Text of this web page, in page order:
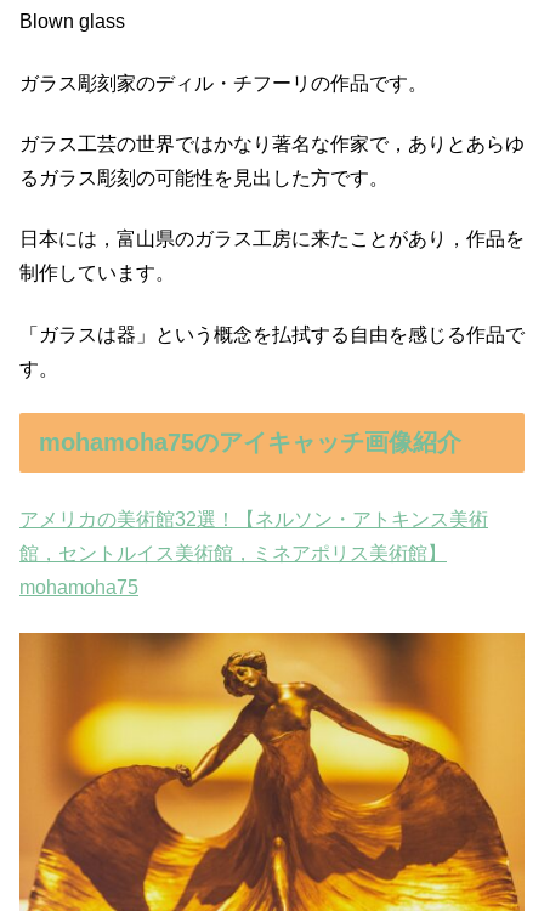
Blown glass
ガラス彫刻家のディル・チフーリの作品です。
ガラス工芸の世界ではかなり著名な作家で，ありとあらゆ
るガラス彫刻の可能性を見出した方です。
日本には，富山県のガラス工房に来たことがあり，作品を
制作しています。
「ガラスは器」という概念を払拭する自由を感じる作品で
す。
mohamoha75のアイキャッチ画像紹介
アメリカの美術館32選！【ネルソン・アトキンス美術
館，セントルイス美術館，ミネアポリス美術館】
mohamoha75